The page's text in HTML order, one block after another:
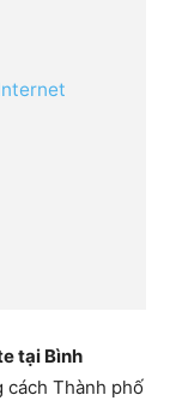
tại Bình
cách Thành phố